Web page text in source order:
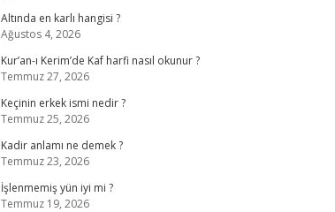
Altında en karlı hangisi ?
Ağustos 4, 2026
Kur’an-ı Kerim’de Kaf harfi nasıl okunur ?
Temmuz 27, 2026
Keçinin erkek ismi nedir ?
Temmuz 25, 2026
Kadir anlamı ne demek ?
Temmuz 23, 2026
İşlenmemiş yün iyi mi ?
Temmuz 19, 2026